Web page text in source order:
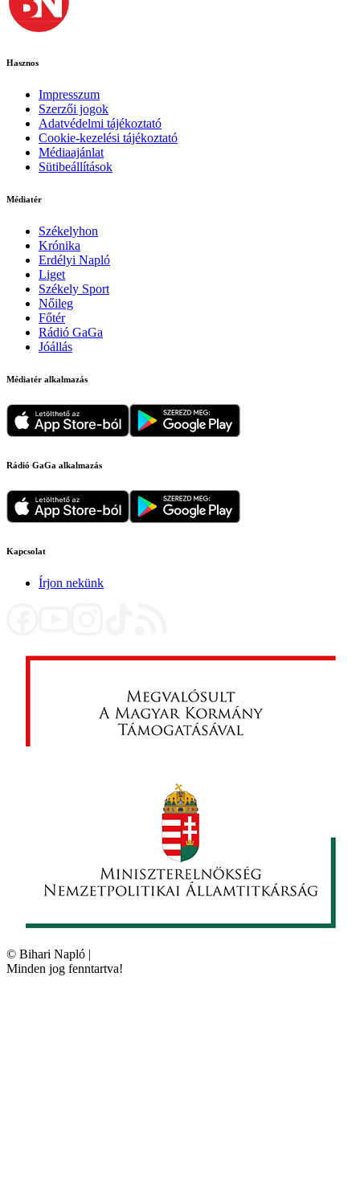
Hasznos
Impresszum
Szerzői jogok
Adatvédelmi tájékoztató
Cookie-kezelési tájékoztató
Médiaajánlat
Sütibeállítások
Médiatér
Székelyhon
Krónika
Erdélyi Napló
Liget
Székely Sport
Nőileg
Főtér
Rádió GaGa
Jóállás
Médiatér alkalmazás
Rádió GaGa alkalmazás
Kapcsolat
Írjon nekünk
© Bihari Napló |
Minden jog fenntartva!